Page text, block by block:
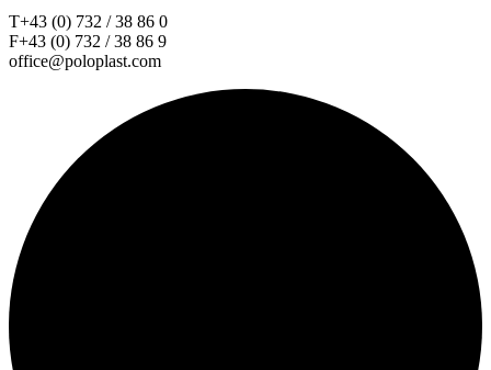
T+43 (0) 732 / 38 86 0
F+43 (0) 732 / 38 86 9
office@poloplast.com